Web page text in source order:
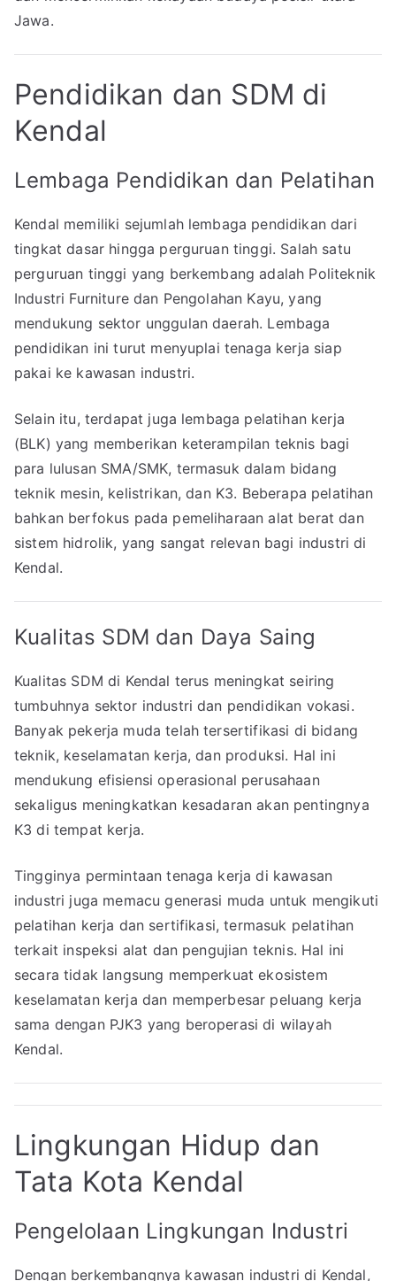
Jawa.
Pendidikan dan SDM di
Kendal
Lembaga Pendidikan dan Pelatihan
Kendal memiliki sejumlah lembaga pendidikan dari
tingkat dasar hingga perguruan tinggi. Salah satu
perguruan tinggi yang berkembang adalah Politeknik
Industri Furniture dan Pengolahan Kayu, yang
mendukung sektor unggulan daerah. Lembaga
pendidikan ini turut menyuplai tenaga kerja siap
pakai ke kawasan industri.
Selain itu, terdapat juga lembaga pelatihan kerja
(BLK) yang memberikan keterampilan teknis bagi
para lulusan SMA/SMK, termasuk dalam bidang
teknik mesin, kelistrikan, dan K3. Beberapa pelatihan
bahkan berfokus pada pemeliharaan alat berat dan
sistem hidrolik, yang sangat relevan bagi industri di
Kendal.
Kualitas SDM dan Daya Saing
Kualitas SDM di Kendal terus meningkat seiring
tumbuhnya sektor industri dan pendidikan vokasi.
Banyak pekerja muda telah tersertifikasi di bidang
teknik, keselamatan kerja, dan produksi. Hal ini
mendukung efisiensi operasional perusahaan
sekaligus meningkatkan kesadaran akan pentingnya
K3 di tempat kerja.
Tingginya permintaan tenaga kerja di kawasan
industri juga memacu generasi muda untuk mengikuti
pelatihan kerja dan sertifikasi, termasuk pelatihan
terkait inspeksi alat dan pengujian teknis. Hal ini
secara tidak langsung memperkuat ekosistem
keselamatan kerja dan memperbesar peluang kerja
sama dengan PJK3 yang beroperasi di wilayah
Kendal.
Lingkungan Hidup dan
Tata Kota Kendal
Pengelolaan Lingkungan Industri
Dengan berkembangnya kawasan industri di Kendal,